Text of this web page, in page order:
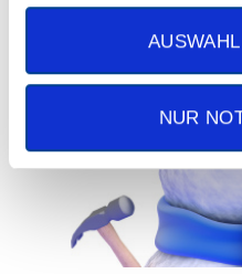
NUR
Der Winter hat uns fest im Griff.
geführt, dass teilweise auf den